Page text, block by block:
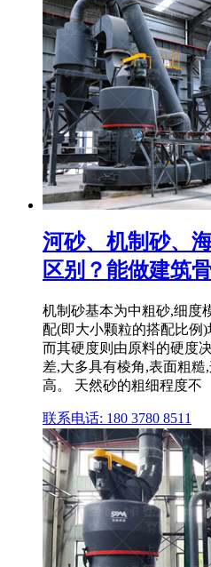
河砂、机制砂、
区别？能做建筑
机制砂基本为中粗砂,细度
配(即大小颗粒的搭配比例
而其硬度则由原料的硬度
差,大多具有棱角,表面粗
高。 天然砂的粗细程度不
联系电话: 180 3780 8511